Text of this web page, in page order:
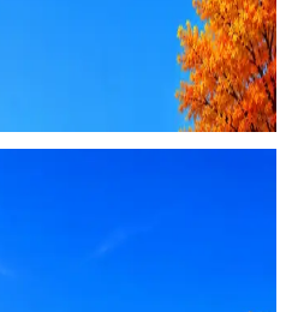
просит войти через
код или пароль,
— это мошенники.
рынки, позиции, вилка, каналы